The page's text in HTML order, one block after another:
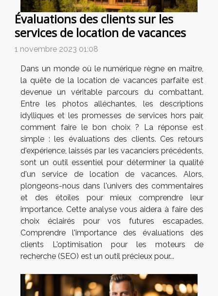
Évaluations des clients sur les
services de location de vacances
1 novembre 2023 01:08
Dans un monde où le numérique règne en maître,
la quête de la location de vacances parfaite est
devenue un véritable parcours du combattant.
Entre les photos alléchantes, les descriptions
idylliques et les promesses de services hors pair,
comment faire le bon choix ? La réponse est
simple : les évaluations des clients. Ces retours
d'expérience, laissés par les vacanciers précédents,
sont un outil essentiel pour déterminer la qualité
d'un service de location de vacances. Alors,
plongeons-nous dans l'univers des commentaires
et des étoiles pour mieux comprendre leur
importance. Cette analyse vous aidera à faire des
choix éclairés pour vos futures escapades.
Comprendre l'importance des évaluations des
clients L'optimisation pour les moteurs de
recherche (SEO) est un outil précieux pour...